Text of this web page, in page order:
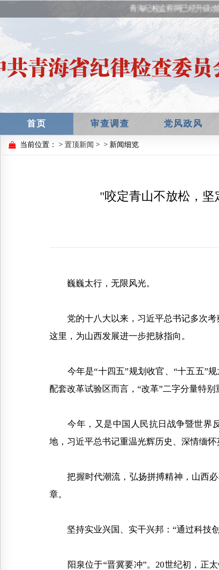
青海纪检监察网已经升级改
首页 审查调查 党风政风
当前位置： > 置顶新闻 > > 新闻细览
"咬定青山不放松，
巍巍太行，无限风光。
党的十八大以来，习近平总书记多次考
这里，为山西发展进一步把脉指向。
今年是“十四五”规划收官、“十五五”规
配套改革试验区而言，“改革”二字分量特
今年，又是中国人民抗日战争暨世界反
地，习近平总书记重温光辉历史、深情缅
把握时代潮流，弘扬拼搏精神，山西必
章。
坚持实业兴国、实干兴邦：“通过科技
阳泉位于“晋冀要冲”。20世纪初，正太